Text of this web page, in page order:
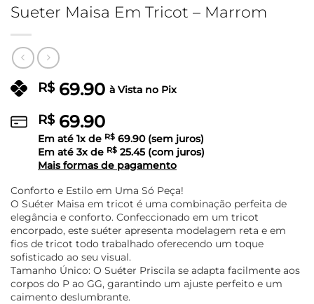
Sueter Maisa Em Tricot – Marrom
R$69.90 à Vista no Pix
R$69.90
Em até 1x de R$ 69.90(sem juros)
Em até 3x de R$ 25.45 (com juros)
Mais formas de pagamento
Conforto e Estilo em Uma Só Peça!
O Suéter Maisa em tricot é uma combinação perfeita de
elegância e conforto. Confeccionado em um tricot
encorpado, este suéter apresenta modelagem reta e em
fios de tricot todo trabalhado oferecendo um toque
sofisticado ao seu visual.
Tamanho Único: O Suéter Priscila se adapta facilmente aos
corpos do P ao GG, garantindo um ajuste perfeito e um
caimento deslumbrante.